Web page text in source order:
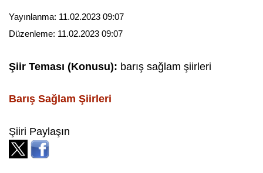
Yayınlanma: 11.02.2023 09:07
Düzenleme: 11.02.2023 09:07
Şiir Teması (Konusu): barış sağlam şiirleri
Barış Sağlam Şiirleri
Şiiri Paylaşın